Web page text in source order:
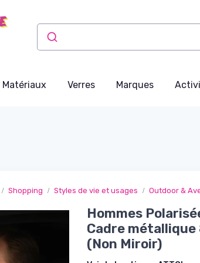
Matériaux Verres Marques
Shopping Styles de vie et usages Outdoor &
Hommes
Cadre
(Non Miroir)